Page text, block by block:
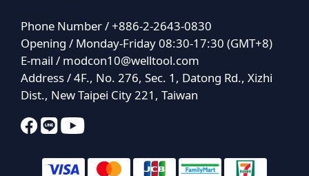
Phone Number / +886-2-2643-0830
Opening / Monday-Friday 08:30-17:30 (GMT+8)
E-mail / modcon10@welltool.com
Address / 4F., No. 276, Sec. 1, Datong Rd., Xizhi
Dist., New Taipei City 221, Taiwan